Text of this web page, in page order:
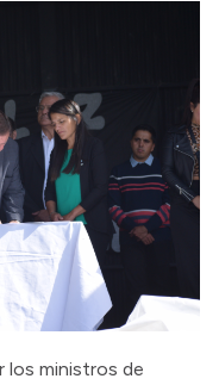
los ministros de